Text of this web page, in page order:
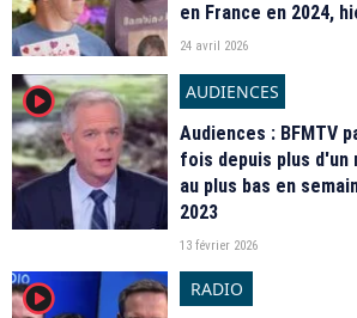
en France en 2024,
24 avril 2026
player2
AUDIENCES
Audiences : BFMTV
fois depuis plus d'un
au plus bas en
2023
13 février 2026
player2 RADIO